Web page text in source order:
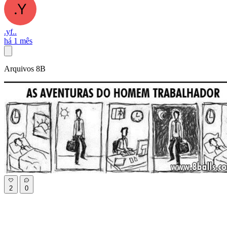
.yf..
há 1 mês
Arquivos 8B
2 0